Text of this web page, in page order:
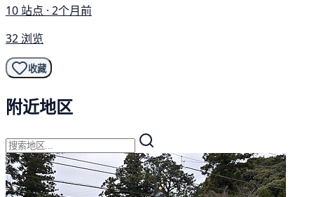
10 站点 · 2个月前
32 浏览
收藏
附近地区